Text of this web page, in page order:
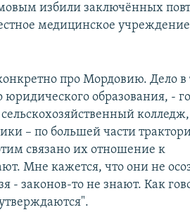
избили заключённых
медицинское
про Мордовию. Дело в
образования, -
– по большей части
связано их отношение к
Мне кажется, что они не
- законов-то не знают. Как